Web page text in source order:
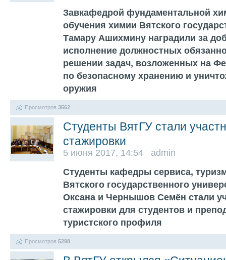
Завкафедрой фундаментальной
обучения химии Вятского
Тамару Ашихмину наградили за
исполнение должностных
решении задач, возложенных на
по безопасному хранению и
оружия
Просмотров 3562
Студенты ВятГУ стали
стажировки
5 июня 2017, 14:54 admin
Студенты кафедры сервиса,
Вятского государственного
Оксана и Чернышов Семён стали
стажировки для студентов и
туристского профиля
Просмотров 5298